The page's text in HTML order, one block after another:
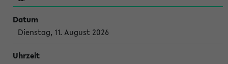
Dienstag, 11. August 2026